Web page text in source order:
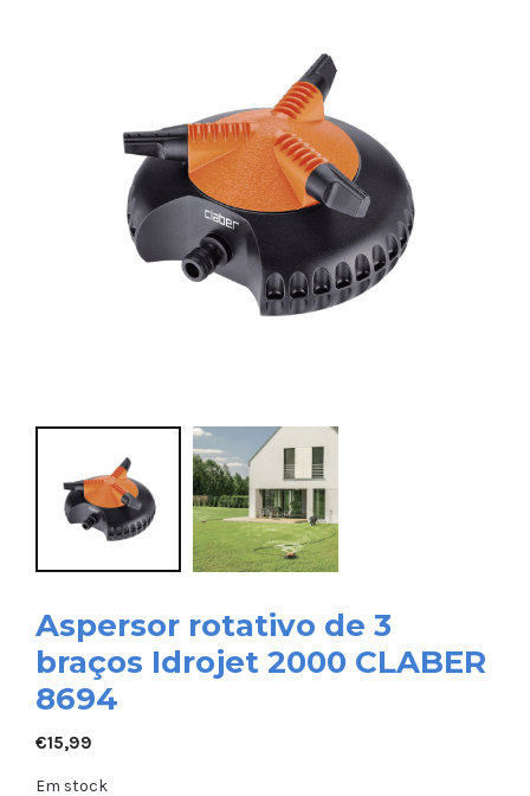
Aspersor rotativo de 3
braços Idrojet 2000 CLABER
8694
€15,99
Em stock